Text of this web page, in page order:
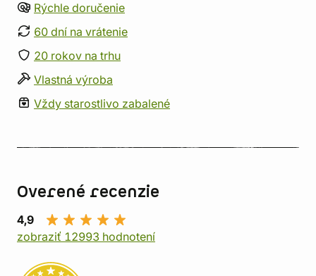
Rýchle doručenie
60 dní na vrátenie
20 rokov na trhu
Vlastná výroba
Vždy starostlivo zabalené
Overené recenzie
4,9
zobraziť 12993 hodnotení